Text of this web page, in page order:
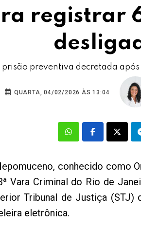
registrar
prisão preventiva decretada
QUARTA, 04/02/2026 ÀS 13:04
conhecido como
Vara Criminal do Rio de
Tribunal de Justiça
eletrônica.